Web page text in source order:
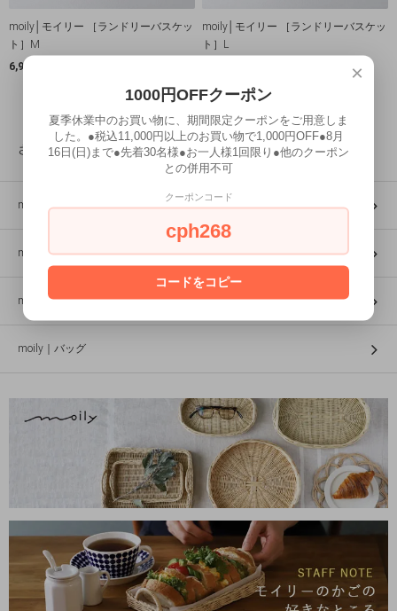
moily│モイリー ［ランドリーバスケッ
ト］M
6,930円(税込)
moily│モイリー ［ランドリーバスケッ
ト］L
12 商品中1 12 商品
さらにキーワードを絞り込む
moily｜トレイ
moily｜ポットスタンド
moily｜カゴ
moily｜バッグ
×
1000円OFFクーポン
夏季休業中のお買い物に、期間限定クーポンをご用意しま
した。●税込11,000円以上のお買い物で1,000円OFF●8月
16日(日)まで●先着30名様●お一人様1回限り●他のクーポン
との併用不可
クーポンコード
cph268
コードをコピー